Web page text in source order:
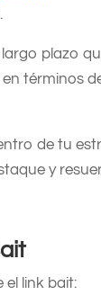
plazo
términos
de tu
y
el link bait: